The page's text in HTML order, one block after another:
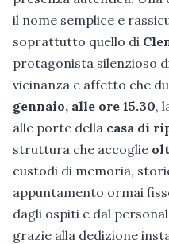
il nome semplice e
soprattutto quello di
protagonista silenzioso
vicinanza e affetto che
gennaio, alle ore 15.30,
alle porte della casa di
struttura che accoglie
custodi di memoria,
appuntamento ormai
dagli ospiti e dal
grazie alla dedizione